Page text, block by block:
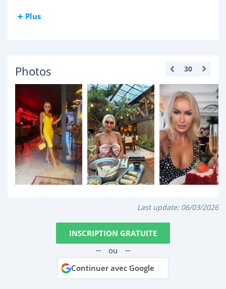
Plus
Photos 30
Last update: 06/03/2026
INSCRIPTION GRATUITE
ou
Continuer avec Google